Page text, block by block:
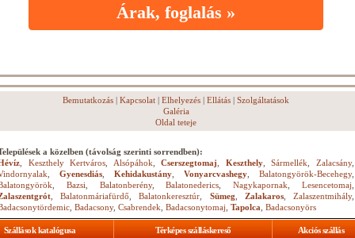
Árak, foglalás »
Bemutatkozás | Kapcsolat | Elhelyezés | Ellátás | Szolgáltatások
Galéria
Oldal teteje
a közelben (távolság szerinti sorrendben):
Keszthely Kertváros Alsópáhok ,Cserszegtomaj Keszthely,Sármellék ,Zalacsány,
Gyenesdiás Kehidakustány Vonyarcvashegy Balatongyörök-Becehegy,
Bazsi Balatonberény,Balatonederics ,Nagykapornak ,Lesencetomaj
,Balatonmáriafürdő ,Balatonkeresztúr Sümeg Zalakaros,Zalaszentmihály,
Badacsony, Csabrendek Badacsonytomaj Tapolca Badacsonyörs
Szállások katalógusa Térképes szálláskereső Akciós szállás